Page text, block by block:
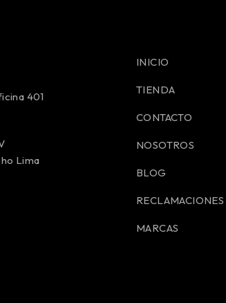
401
Lima
INICIO
TIENDA
CONTACTO
NOSOTROS
BLOG
RECLAMACIONES
MARCAS